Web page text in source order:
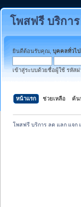
โพสฟรี บริกา
ยินดีต้อนรับคุณ, บุคคลทั่วไป
เข้าสู่ระบบด้วยชื่อผู้ใช้ รหัส
หน้าแรก ช่วยเหลือ ค้น
โพสฟรี บริการ ลด แลก แจก